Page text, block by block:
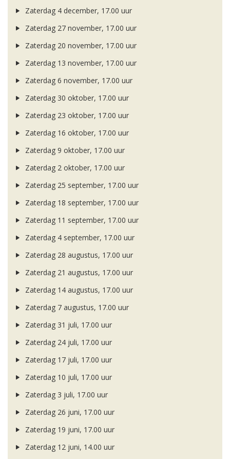
Zaterdag 4 december, 17.00 uur
Zaterdag 27 november, 17.00 uur
Zaterdag 20 november, 17.00 uur
Zaterdag 13 november, 17.00 uur
Zaterdag 6 november, 17.00 uur
Zaterdag 30 oktober, 17.00 uur
Zaterdag 23 oktober, 17.00 uur
Zaterdag 16 oktober, 17.00 uur
Zaterdag 9 oktober, 17.00 uur
Zaterdag 2 oktober, 17.00 uur
Zaterdag 25 september, 17.00 uur
Zaterdag 18 september, 17.00 uur
Zaterdag 11 september, 17.00 uur
Zaterdag 4 september, 17.00 uur
Zaterdag 28 augustus, 17.00 uur
Zaterdag 21 augustus, 17.00 uur
Zaterdag 14 augustus, 17.00 uur
Zaterdag 7 augustus, 17.00 uur
Zaterdag 31 juli, 17.00 uur
Zaterdag 24 juli, 17.00 uur
Zaterdag 17 juli, 17.00 uur
Zaterdag 10 juli, 17.00 uur
Zaterdag 3 juli, 17.00 uur
Zaterdag 26 juni, 17.00 uur
Zaterdag 19 juni, 17.00 uur
Zaterdag 12 juni, 14.00 uur